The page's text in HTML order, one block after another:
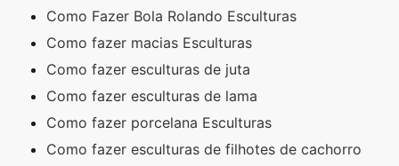
Como Fazer Bola Rolando Esculturas
Como fazer macias Esculturas
Como fazer esculturas de juta
Como fazer esculturas de lama
Como fazer porcelana Esculturas
Como fazer esculturas de filhotes de cachorro